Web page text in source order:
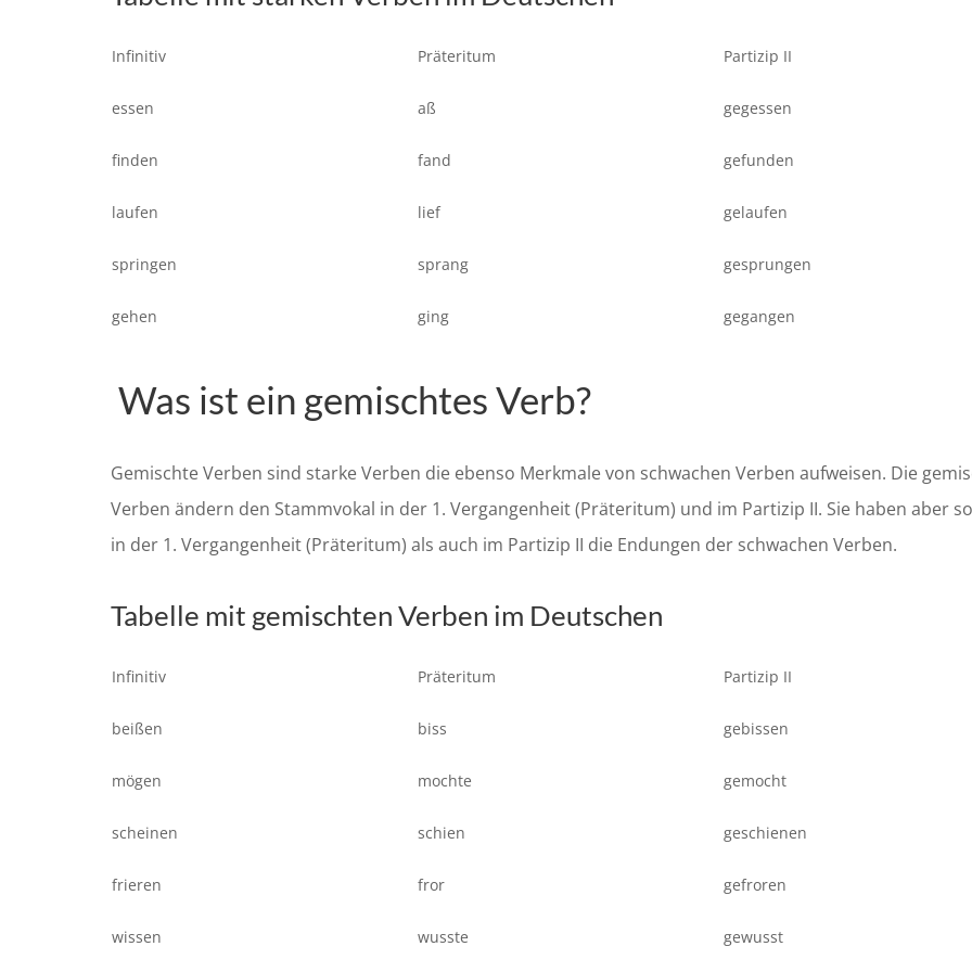
Infinitiv Präteritum Partizip II
essen aß gegessen
finden fand gefunden
laufen lief gelaufen
springen sprang gesprungen
gehen ging gegangen
Was ist ein gemischtes Verb?
Gemischte Verben sind starke Verben die ebenso Merkmale von schwachen Verben aufweisen. Die
Verben ändern den Stammvokal in der 1. Vergangenheit (Präteritum) und im Partizip II. Sie haben aber
in der 1. Vergangenheit (Präteritum) als auch im Partizip II die Endungen der schwachen Verben.
Tabelle mit gemischten Verben im Deutschen
Infinitiv Präteritum Partizip II
beißen biss gebissen
mögen mochte gemocht
scheinen schien geschienen
frieren fror gefroren
wissen wusste gewusst